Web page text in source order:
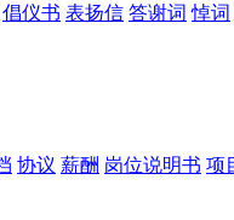
倡仪书 表扬信 答谢词 悼词
协议 薪酬 岗位说明书 项